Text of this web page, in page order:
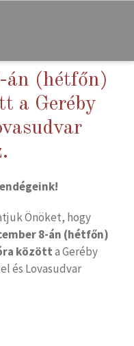
án (hétfőn)
a Geréby
Önöket, hogy
8-án (hétfőn)
közötta Geréby
és Lovasudvar